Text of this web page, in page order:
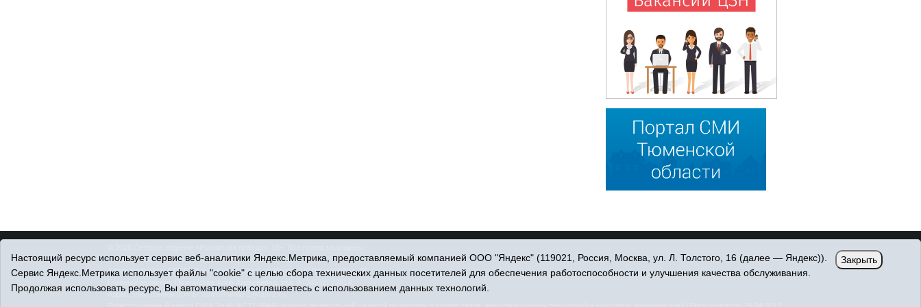
© При использовании материалов ссылка обязательна.
Адрес редакции: 627750 Тюменская область, г. Ишим, ул. Пономарёва, 39.
Адрес электронной почты:IshimPravda-1@obl72.ru
Настоящий ресурс использует сервис веб-аналитики Яндекс.Метрика, предоставляемый компанией ООО "Яндекс" (119021, Россия, Москва, ул. Л. Толстого, 16 (далее — Яндекс)).
Сервис Яндекс.Метрика использует файлы "cookie" с целью сбора технических данных посетителей для обеспечения работоспособности и улучшения качества обслуживания.
Продолжая использовать ресурс, Вы автоматически соглашаетесь с использованием данных технологий.
Закрыть